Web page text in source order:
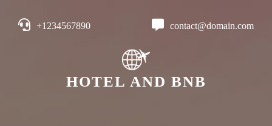
+1234567890 contact@domain.com
HOTEL AND BNB